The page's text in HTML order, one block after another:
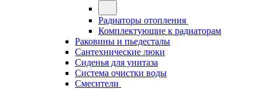
Радиаторы отопления
Комплектующие к радиаторам
Раковины и пьедесталы
Сантехнические люки
Сиденья для унитаза
Система очистки воды
Смесители